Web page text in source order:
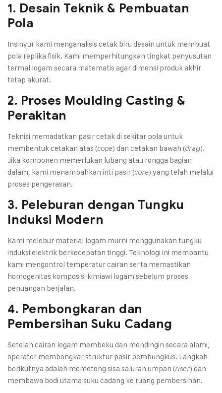
1. Desain Teknik & Pembuatan
Pola
Insinyur kami menganalisis cetak biru desain untuk membuat
pola replika fisik. Kami memperhitungkan tingkat penyusutan
termal logam secara matematis agar dimensi produk akhir
tetap akurat.
2. Proses Moulding Casting &
Perakitan
Teknisi memadatkan pasir cetak di sekitar pola untuk
membentuk cetakan atas (cope) dan cetakan bawah (drag).
Jika komponen memerlukan lubang atau rongga bagian
dalam, kami menambahkan inti pasir (core) yang telah melalui
proses pengerasan.
3. Peleburan dengan Tungku
Induksi Modern
Kami melebur material logam murni menggunakan tungku
induksi elektrik berkecepatan tinggi. Teknologi ini membantu
kami mengontrol temperatur cairan serta memastikan
homogenitas komposisi kimiawi logam sebelum proses
penuangan berjalan.
4. Pembongkaran dan
Pembersihan Suku Cadang
Setelah cairan logam membeku dan mendingin secara alami,
operator membongkar struktur pasir pembungkus. Langkah
berikutnya adalah memotong sisa saluran umpan (riser) dan
membawa bodi utama suku cadang ke ruang pembersihan.